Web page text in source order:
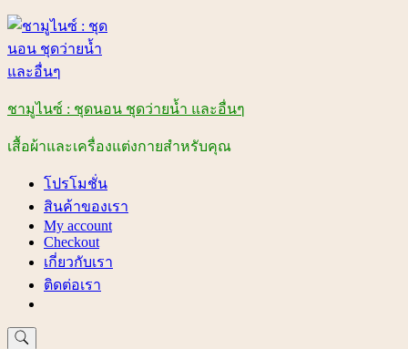
Skip
content
ชามูไนซ์ : ชุดนอน ชุดว่ายน้ำ และอื่นๆ
เสื้อผ้าและเครื่องแต่งกายสำหรับคุณ
โปรโมชั่น
สินค้าของเรา
My account
Checkout
เกี่ยวกับเรา
ติดต่อเรา